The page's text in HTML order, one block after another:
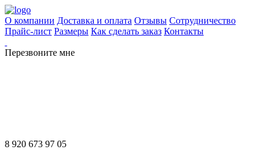
О компании Доставка и оплата Отзывы Сотрудничество
Прайс-лист Размеры Как сделать заказ Контакты
Перезвоните мне
8 920 673 97 05